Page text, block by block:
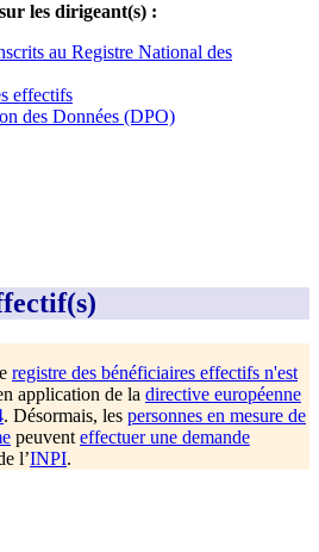
les dirigeant(s) :
au Registre National des
effectifs
des Données (DPO)
registre des bénéficiaires effectifs n'est
application de la directive européenne
. Désormais, les personnes en mesure de
peuvent effectuer une demande
l’INPI.